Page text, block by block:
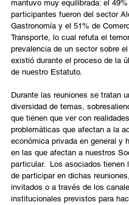
mantuvo muy equilibrada: el
participantes fueron del sector
Gastronomía y el 51% de
Transporte, lo cual refuta el
prevalencia de un sector sobre
existió durante el proceso de la
de nuestro Estatuto.
Durante las reuniones se tratan
diversidad de temas,
que tienen que ver con
problemáticas que afectan a la
económica privada en general y
en las que afectan a nuestros
particular.  Los asociados tienen
de participar en dichas
invitados o a través de los
institucionales previstos para